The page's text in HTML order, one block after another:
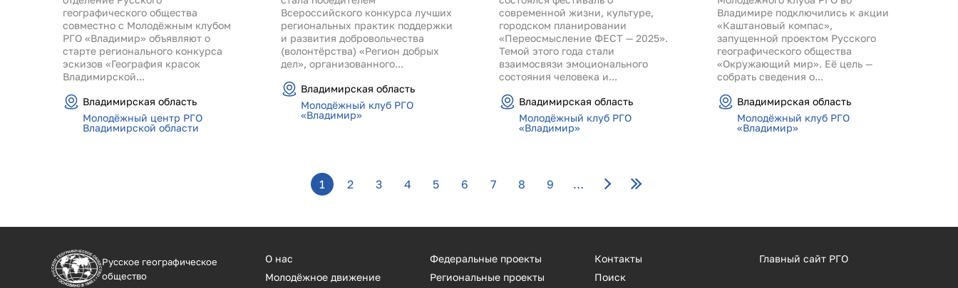
географического общества
совместно с Молодёжным клубом
РГО «Владимир» объявляют о
старте регионального конкурса
эскизов «География красок
Владимирской...
Владимирская область
Молодёжный центр РГО
Владимирской области
Всероссийского конкурса лучших
региональных практик поддержки
и развития добровольчества
(волонтёрства) «Регион добрых
дел», организованного...
Владимирская область
Молодёжный клуб РГО
«Владимир»
современной жизни, культуре,
городском планировании
«Переосмысление ФЕСТ — 2025».
Темой этого года стали
взаимосвязи эмоционального
состояния человека и...
Владимирская область
Молодёжный клуб РГО
«Владимир»
Владимире подключились к акции
«Каштановый компас»,
запущенной проектом Русского
географического общества
«Окружающий мир». Её цель —
собрать сведения о...
Владимирская область
Молодёжный клуб РГО
«Владимир»
1 2 3 4 5 6 7 8 9 …
Русское географическое
общество
О нас
Молодёжное движение
Федеральные проекты
Региональные проекты
Контакты
Поиск
Главный сайт РГО